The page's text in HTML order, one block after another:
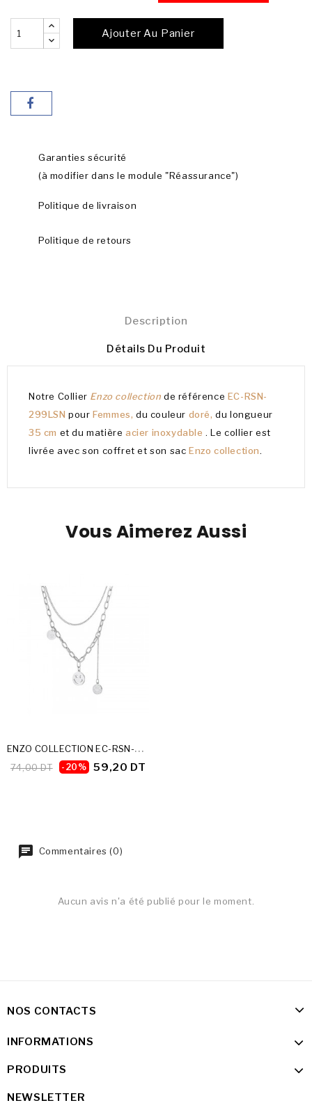
Ajouter Au Panier
Garanties sécurité
(à modifier dans le module "Réassurance")
Politique de livraison
Politique de retours
Description
Détails Du Produit
Notre Collier Enzo collectionde référence EC-RSN-
299LSNpourFemmes,du couleur doré, du longueur
35 cm et du matièreacier inoxydable . Le collier est
livrée avec son coffret et son sacEnzo collection.
Vous Aimerez Aussi
E
NZO COLLECTION EC-RSN-300LSN
74,00 DT -20% 59,20 DT
Commentaires (0)
Aucun avis n'a été publié pour le moment.
NOS CONTACTS
INFORMATIONS
PRODUITS
NEWSLETTER